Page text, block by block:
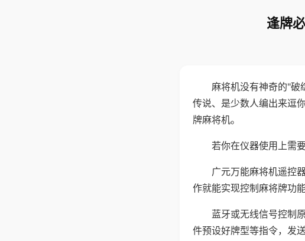
逢牌
麻将机没有神奇的"破
传说、是少数人编出来逗
牌麻将机。
若你在仪器使用上需
广元万能麻将机遥控
作就能实现控制麻将牌功
蓝牙或无线信号控制
件预设好牌型等指令，发